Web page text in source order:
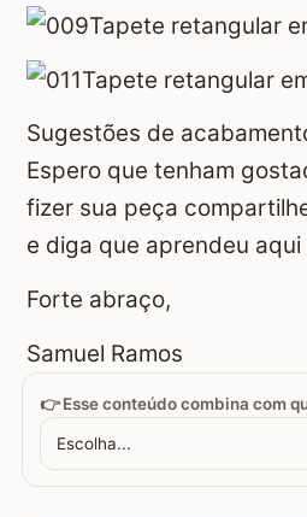
Sugestões de
Espero que tenham
fizer sua peça
e diga que aprendeu aqui
Forte abraço,
Samuel Ramos
👉 Esse conteúdo combina com
Escolha...